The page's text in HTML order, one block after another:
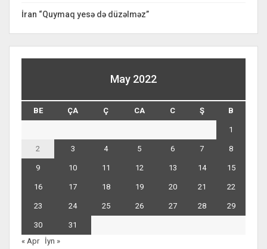
İran “Quymaq yesə də düzəlməz”
May 2022
BE ÇA Ç CA C Ş B
1
2 3 4 5 6 7 8
9 10 11 12 13 14 15
16 17 18 19 20 21 22
23 24 25 26 27 28 29
30
31
« Apr
İyn »